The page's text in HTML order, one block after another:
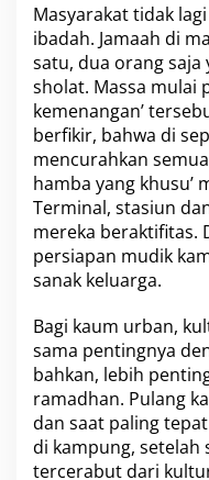
Masyarakat tidak
ibadah. Jamaah di
satu, dua orang saja
sholat. Massa mulai
kemenangan’
berfikir, bahwa di
mencurahkan
hamba yang khusu’
Terminal, stasiun
mereka beraktifitas.
persiapan mudik
sanak keluarga.
Bagi kaum urban,
sama pentingnya
bahkan, lebih
ramadhan. Pulang
dan saat paling
di kampung, setelah
tercerabut dari